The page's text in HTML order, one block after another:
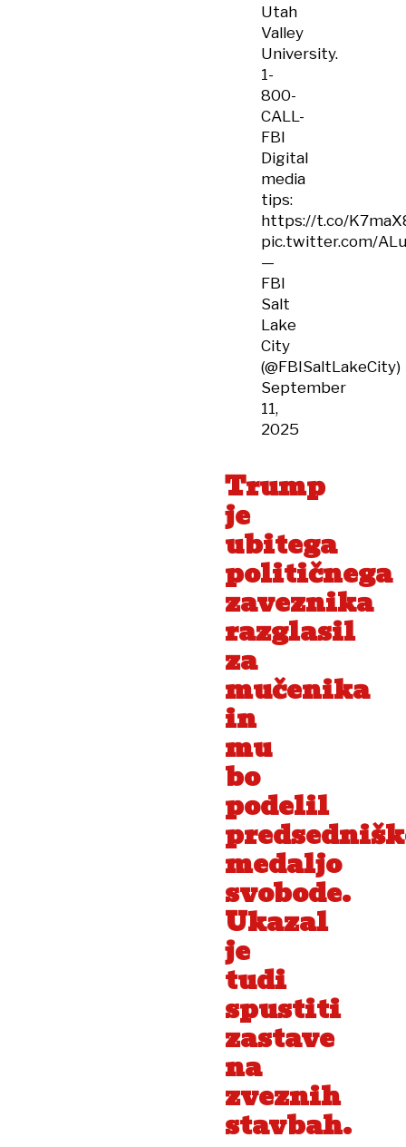
Utah
Valley
University.
1-
800-
CALL-
FBI
Digital
media
tips:
https://t.co/
pic.twitter.com/
—
FBI
Salt
Lake
City
(@FBISaltLakeCity)
September
11,
2025
Trump
je
ubitega
političnega
zaveznika
razglasil
za
mučenika
in
mu
bo
podelil
medaljo
svobode.
Ukazal
je
tudi
spustiti
zastave
na
zveznih
stavbah.